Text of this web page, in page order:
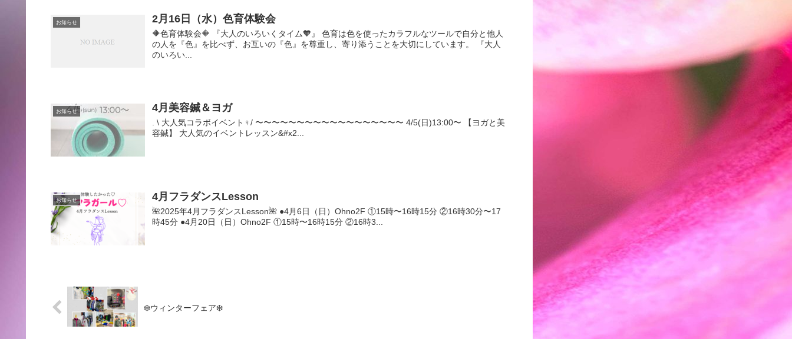
お知らせ 2月16日（水）色育体験会
🔶色育体験会🔶 『大人のいろいくタイム🧡』 色育は色を使ったカラフルなツールで自分と他人
の人を『色』を比べず、お互いの『色』を尊重し、寄り添うことを大切にしています。 『大人
のいろい...
お知らせ 4月美容鍼＆ヨガ
. \ 大人気コラボイベント‍♀️/ 〜〜〜〜〜〜〜〜〜〜〜〜〜〜〜〜〜〜 4/5(日)13:00〜 【ヨガと美
容鍼】 大人気のイベントレッスン‍&#x2...
お知らせ 4月フラダンスLesson
🌺2025年4月フラダンスLesson🌺 ●4月6日（日）Ohno2F ①15時〜16時15分 ②16時30分〜17
時45分 ●4月20日（日）Ohno2F ①15時〜16時15分 ②16時3...
❄️ウィンターフェア❄️